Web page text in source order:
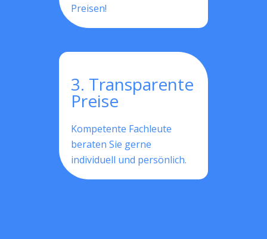
Preisen!
3. Transparente
Preise
Kompetente Fachleute
beraten Sie gerne
individuell und persönlich.